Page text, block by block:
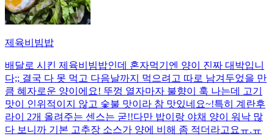
제육비빔밥
배달로 시킨 제육비빔밥인데 혼자먹기엔 양이 진짜 대박입니
다;; 결국 다 못 먹고 다음날까지 먹으려고 따로 남겨두었을 만
큼 혜자로운 양이에요! 뚜껑 열자마자 불향이 훅 나는데 고기
맛이 인위적이지 않고 숯불 맛이라 참 맛있네요~!특히 계란후
라이 2개 올려주는 센스는 굳!! ​다만 밥이랑 야채 양이 워낙 많
다 보니까 기본 고추장 소스가 양에 비해 좀 적더라고요ㅠ.ㅠ